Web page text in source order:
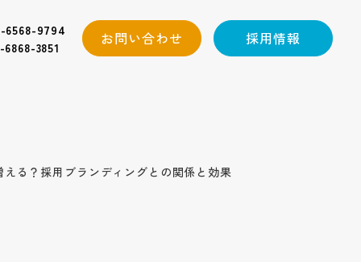
6568-9794
6868-3851
お問い合わせ 採用情報
る？採用ブランディングとの関係と効果